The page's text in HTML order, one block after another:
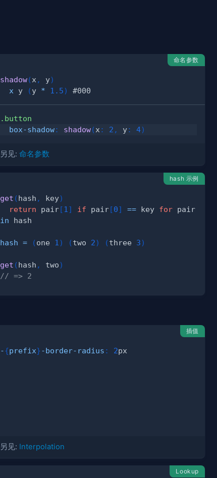
命名参数
shadow(x , y)
x y (y * 1.5) #000
.button
box-shadow: shadow(x : 2 , y: 4)
另见:命名参数
hash 示例
get (hash , key)
return pair[1 ] if pair[0] == key for
in hash
hash = (one 1 ) (two 2) (three 3)
get (hash , two)
// => 2
插值
-{prefix}-border-radius : 2px
另见: Interpolation
Lookup